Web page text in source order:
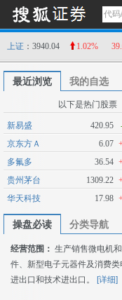
上证 ：3940.04 1.02%
最近浏览 我的自选
以下是热门股票
新易盛 420.95
京东方Ａ
6.07
多氟多
36.54
贵州茅台
1309.22
华天科技
17.98
操盘必读 分类导航
经营范围： 生产销售微电机
件、新型电子元器件及消费类
进出口和技术进出口。
[详细]